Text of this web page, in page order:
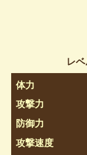
レ
体力
攻撃力
防御力
攻撃速度